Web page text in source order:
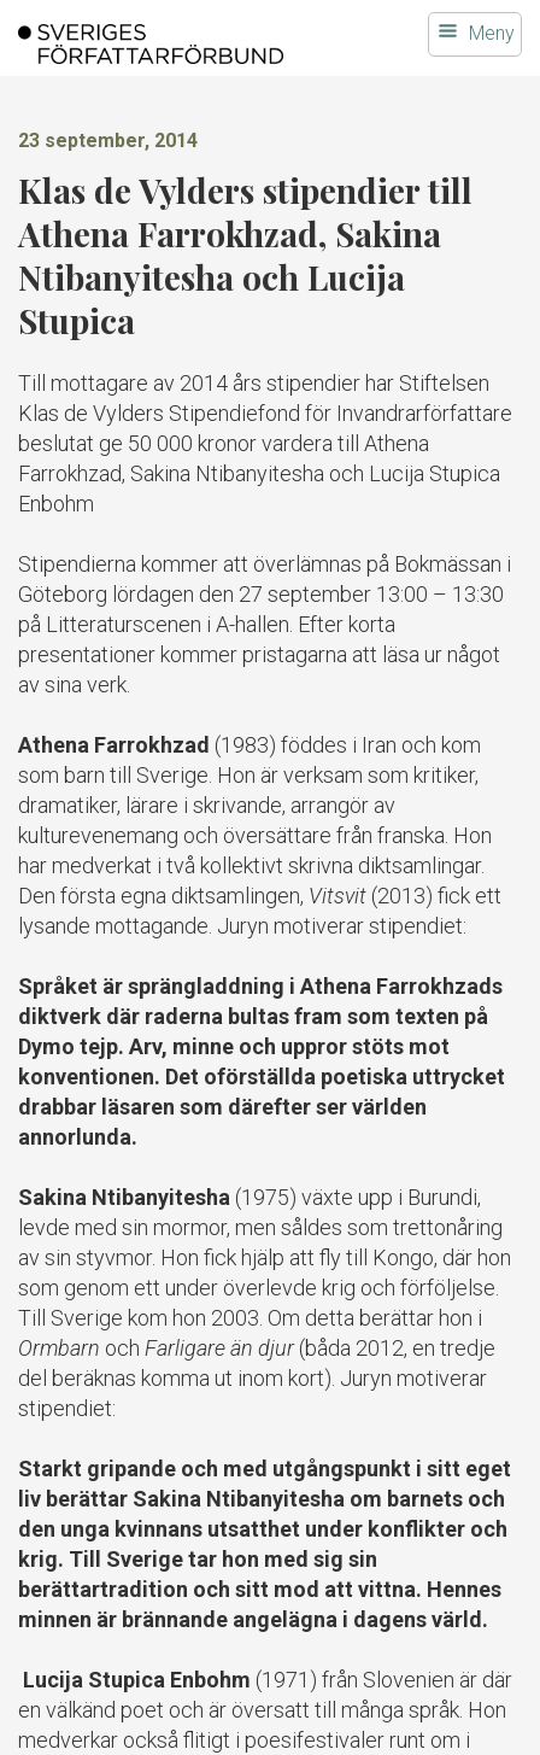
till
Meny
23 september, 2014
Klas de Vylders stipendier till
Athena Farrokhzad, Sakina
Ntibanyitesha och Lucija
Stupica
Till mottagare av 2014 års stipendier har Stiftelsen
Klas de Vylders Stipendiefond för Invandrarförfattare
beslutat ge 50 000 kronor vardera till Athena
Farrokhzad, Sakina Ntibanyitesha och Lucija Stupica
Enbohm
Stipendierna kommer att överlämnas på Bokmässan i
Göteborg lördagen den 27 september 13:00 – 13:30
på Litteraturscenen i A-hallen. Efter korta
presentationer kommer pristagarna att läsa ur något
av sina verk.
Athena Farrokhzad (1983) föddes i Iran och kom
som barn till Sverige. Hon är verksam som kritiker,
dramatiker, lärare i skrivande, arrangör av
kulturevenemang och översättare från franska. Hon
har medverkat i två kollektivt skrivna diktsamlingar.
Den första egna diktsamlingen, Vitsvit (2013) fick ett
lysande mottagande. Juryn motiverar stipendiet:
Språket är sprängladdning i Athena Farrokhzads
diktverk där raderna bultas fram som texten på
Dymo tejp. Arv, minne och uppror stöts mot
konventionen. Det oförställda poetiska uttrycket
drabbar läsaren som därefter ser världen
annorlunda.
Sakina Ntibanyitesha (1975) växte upp i Burundi,
levde med sin mormor, men såldes som trettonåring
av sin styvmor. Hon fick hjälp att fly till Kongo, där hon
som genom ett under överlevde krig och förföljelse.
Till Sverige kom hon 2003. Om detta berättar hon i
Ormbarn och Farligare än djur(båda 2012, en tredje
del beräknas komma ut inom kort). Juryn motiverar
stipendiet:
Starkt gripande och med utgångspunkt i sitt eget
liv berättar Sakina Ntibanyitesha om barnets och
den unga kvinnans utsatthet under konflikter och
krig. Till Sverige tar hon med sig sin
berättartradition och sitt mod att vittna. Hennes
minnen är brännande angelägna i dagens värld.
Lucija Stupica Enbohm (1971) från Slovenien är där
en välkänd poet och är översatt till många språk. Hon
medverkar också flitigt i poesifestivaler runt om i